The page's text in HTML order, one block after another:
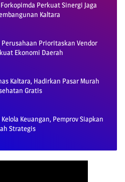
Perkuat Sinergi Jaga
Kaltara
Prioritaskan Vendor
Ekonomi Daerah
Kaltara, Hadirkan Pasar Murah
Gratis
Keuangan, Pemprov Siapkan
Strategis